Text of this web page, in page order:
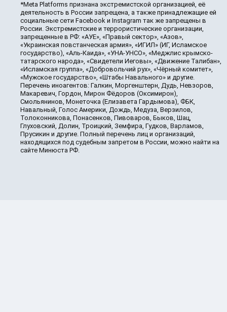
*Meta Platforms признана экстремистской организацией, её
деятельность в России запрещена, а также принадлежащие ей
социальные сети Facebook и Instagram так же запрещены в
России. Экстремистские и террористические организации,
запрещенные в РФ: «АУЕ», «Правый сектор», «Азов»,
«Украинская повстанческая армия», «ИГИЛ» (ИГ, Исламское
государство), «Аль-Каида», «УНА-УНСО», «Меджлис крымско-
татарского народа», «Свидетели Иеговы», «Движение Талибан»,
«Исламская группа», «Добровольчий рух», «Чёрный комитет»,
«Мужское государство», «Штабы Навального» и другие.
Перечень иноагентов: Галкин, Моргенштерн, Дудь, Невзоров,
Макаревич, Гордон, Мирон Фёдоров (Оксимирон),
Смольянинов, Монеточка (Елизавета Гардымова), ФБК,
Навальный, Голос Америки, Дождь, Медуза, Верзилов,
Толоконникова, Понасенков, Пивоваров, Быков, Шац,
Глуховский, Долин, Троицкий, Земфира, Гудков, Варламов,
Прусикин и другие. Полный перечень лиц и организаций,
находящихся под судебным запретом в России, можно найти на
сайте Минюста РФ.